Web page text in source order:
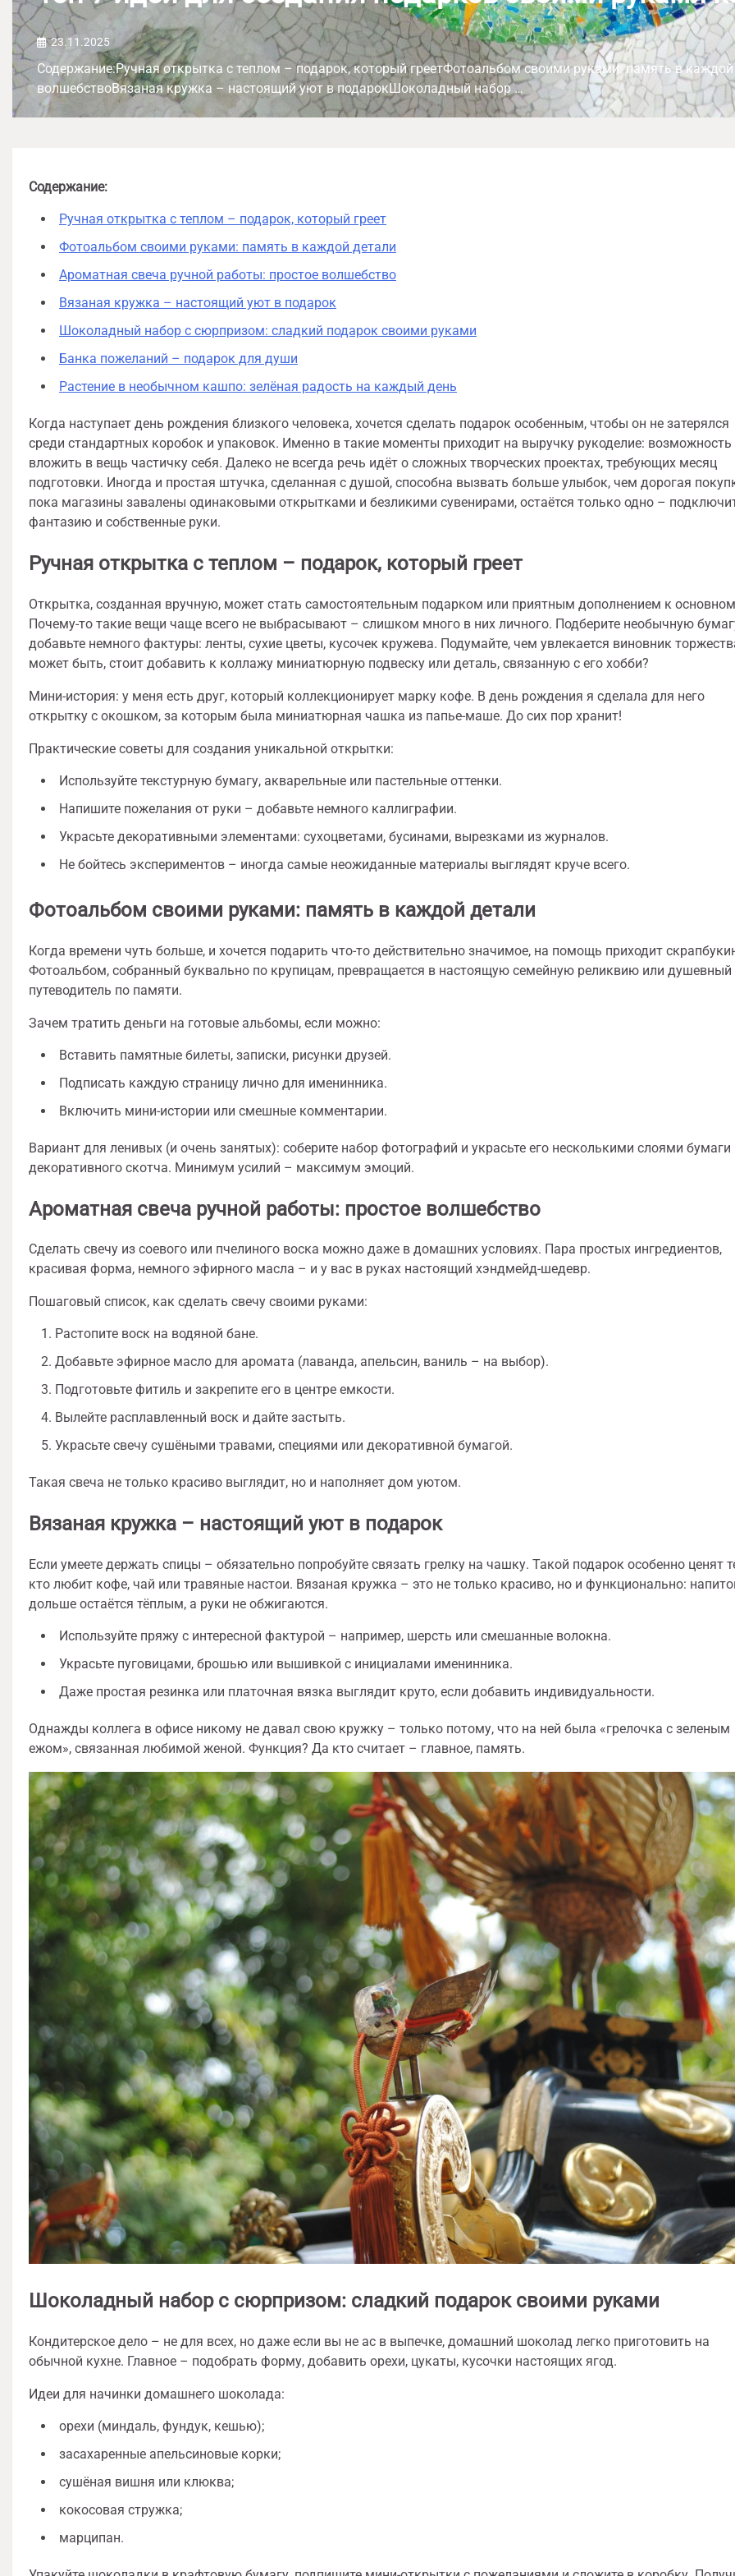
23.11.2025
Содержание:Ручная открытка с теплом – подарок, который греетФотоальбом своими руками: память в
волшебствоВязаная кружка – настоящий уют в подарокШоколадный набор …
Содержание:
Ручная открытка с теплом – подарок, который греет
Фотоальбом своими руками: память в каждой детали
Ароматная свеча ручной работы: простое волшебство
Вязаная кружка – настоящий уют в подарок
Шоколадный набор с сюрпризом: сладкий подарок своими руками
Банка пожеланий – подарок для души
Растение в необычном кашпо: зелёная радость на каждый день
Когда наступает день рождения близкого человека, хочется сделать подарок особенным, чтобы он не затерялся
среди стандартных коробок и упаковок. Именно в такие моменты приходит на выручку рукоделие: возможность
вложить в вещь частичку себя. Далеко не всегда речь идёт о сложных творческих проектах, требующих месяц
подготовки. Иногда и простая штучка, сделанная с душой, способна вызвать больше улыбок, чем дорогая
пока магазины завалены одинаковыми открытками и безликими сувенирами, остаётся только одно –
фантазию и собственные руки.
Ручная открытка с теплом – подарок, который греет
Открытка, созданная вручную, может стать самостоятельным подарком или приятным дополнением к
Почему-то такие вещи чаще всего не выбрасывают – слишком много в них личного. Подберите необычную
добавьте немного фактуры: ленты, сухие цветы, кусочек кружева. Подумайте, чем увлекается виновник
может быть, стоит добавить к коллажу миниатюрную подвеску или деталь, связанную с его хобби?
Мини-история: у меня есть друг, который коллекционирует марку кофе. В день рождения я сделала для него
открытку с окошком, за которым была миниатюрная чашка из папье-маше. До сих пор хранит!
Практические советы для создания уникальной открытки:
Используйте текстурную бумагу, акварельные или пастельные оттенки.
Напишите пожелания от руки – добавьте немного каллиграфии.
Украсьте декоративными элементами: сухоцветами, бусинами, вырезками из журналов.
Не бойтесь экспериментов – иногда самые неожиданные материалы выглядят круче всего.
Фотоальбом своими руками: память в каждой детали
Когда времени чуть больше, и хочется подарить что-то действительно значимое, на помощь приходит
Фотоальбом, собранный буквально по крупицам, превращается в настоящую семейную реликвию или душевный
путеводитель по памяти.
Зачем тратить деньги на готовые альбомы, если можно:
Вставить памятные билеты, записки, рисунки друзей.
Подписать каждую страницу лично для именинника.
Включить мини-истории или смешные комментарии.
Вариант для ленивых (и очень занятых): соберите набор фотографий и украсьте его несколькими слоями бумаги
декоративного скотча. Минимум усилий – максимум эмоций.
Ароматная свеча ручной работы: простое волшебство
Сделать свечу из соевого или пчелиного воска можно даже в домашних условиях. Пара простых ингредиентов,
красивая форма, немного эфирного масла – и у вас в руках настоящий хэндмейд-шедевр.
Пошаговый список, как сделать свечу своими руками:
Растопите воск на водяной бане.
Добавьте эфирное масло для аромата (лаванда, апельсин, ваниль – на выбор).
Подготовьте фитиль и закрепите его в центре емкости.
Вылейте расплавленный воск и дайте застыть.
Украсьте свечу сушёными травами, специями или декоративной бумагой.
Такая свеча не только красиво выглядит, но и наполняет дом уютом.
Вязаная кружка – настоящий уют в подарок
Если умеете держать спицы – обязательно попробуйте связать грелку на чашку. Такой подарок особенно ценят
кто любит кофе, чай или травяные настои. Вязаная кружка – это не только красиво, но и функционально:
дольше остаётся тёплым, а руки не обжигаются.
Используйте пряжу с интересной фактурой – например, шерсть или смешанные волокна.
Украсьте пуговицами, брошью или вышивкой с инициалами именинника.
Даже простая резинка или платочная вязка выглядит круто, если добавить индивидуальности.
Однажды коллега в офисе никому не давал свою кружку – только потому, что на ней была «грелочка с зеленым
ежом», связанная любимой женой. Функция? Да кто считает – главное, память.
Шоколадный набор с сюрпризом: сладкий подарок своими руками
Кондитерское дело – не для всех, но даже если вы не ас в выпечке, домашний шоколад легко приготовить на
обычной кухне. Главное – подобрать форму, добавить орехи, цукаты, кусочки настоящих ягод.
Идеи для начинки домашнего шоколада:
орехи (миндаль, фундук, кешью);
засахаренные апельсиновые корки;
сушёная вишня или клюква;
кокосовая стружка;
марципан.